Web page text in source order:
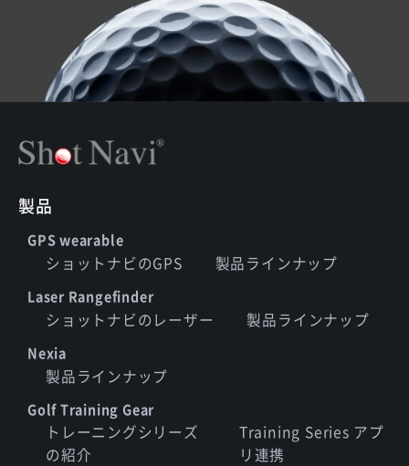
製品
GPS wearable
ショットナビのGPS 製品ラインナップ
Laser Rangefinder
ショットナビのレーザー 製品ラインナップ
Nexia
製品ラインナップ
Golf Training Gear
トレーニングシリーズ
の紹介
Training Series アプ
リ連携